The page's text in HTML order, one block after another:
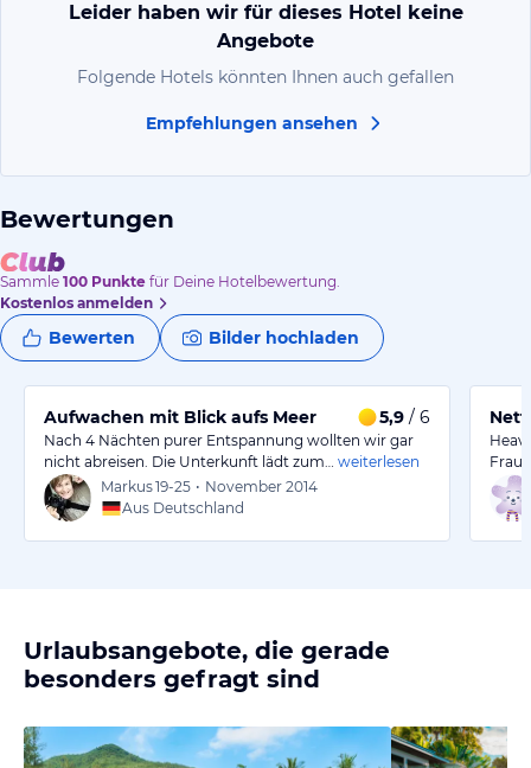
Leider haben wir für dieses Hotel keine
Angebote
Folgende Hotels könnten Ihnen auch gefallen
Empfehlungen ansehen
Bewertungen
Sammle 100 Punkte für Deine Hotelbewertung.
Kostenlos anmelden
Bewerten Bilder hochladen
Aufwachen mit Blick aufs Meer 5,9 / 6
Nach 4 Nächten purer Entspannung wollten wir gar
nicht abreisen. Die Unterkunft lädt zum…
weiterlesen
Markus19-25 • November 2014
Aus Deutschland
Frau
Urlaubsangebote, die gerade
besonders gefragt sind